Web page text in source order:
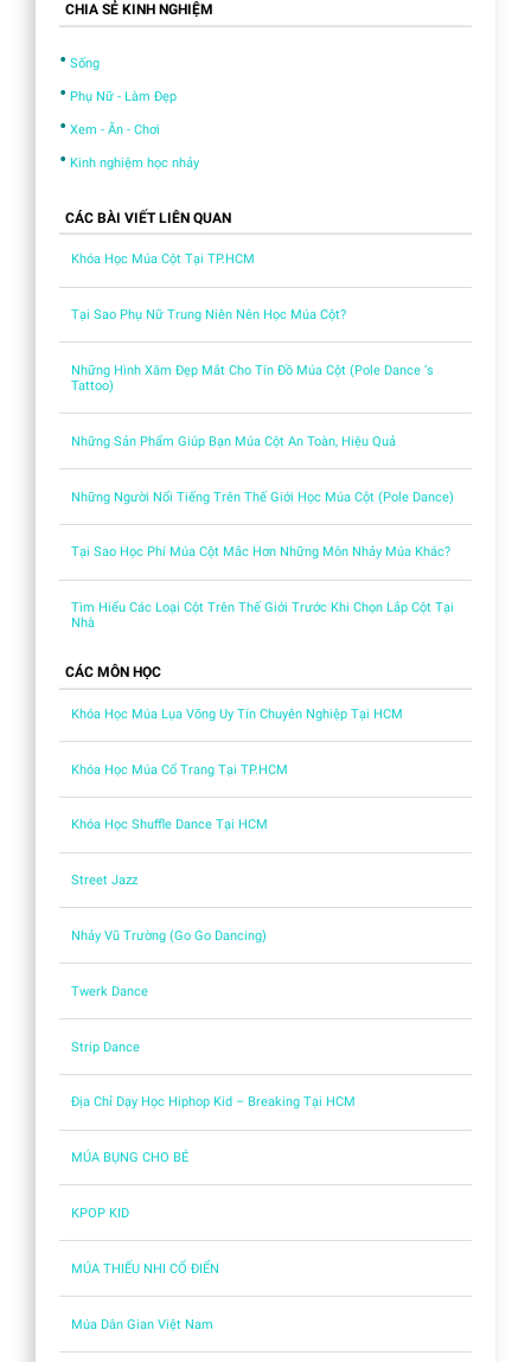
CHIA SẺ KINH NGHIỆM
• Sống
• Phụ Nữ - Làm Đẹp
• Xem - Ăn - Chơi
• Kinh nghiệm học nhảy
CÁC BÀI VIẾT LIÊN QUAN
Khóa Học Múa Cột Tại TP.HCM
Tại Sao Phụ Nữ Trung Niên Nên Học Múa Cột?
Những Hình Xăm Đẹp Mắt Cho Tín Đồ Múa Cột (Pole Dance ‘s
Tattoo)
Những Sản Phẩm Giúp Bạn Múa Cột An Toàn, Hiệu Quả
Những Người Nổi Tiếng Trên Thế Giới Học Múa Cột (Pole Dance)
Tại Sao Học Phí Múa Cột Mắc Hơn Những Môn Nhảy Múa Khác?
Tìm Hiểu Các Loại Cột Trên Thế Giới Trước Khi Chọn Lắp Cột Tại
Nhà
CÁC MÔN HỌC
Khóa Học Múa Lụa Võng Uy Tín Chuyên Nghiệp Tại HCM
Khóa Học Múa Cổ Trang Tại TP.HCM
Khóa Học Shuffle Dance Tại HCM
Street Jazz
Nhảy Vũ Trường (Go Go Dancing)
Twerk Dance
Strip Dance
Địa Chỉ Dạy Học Hiphop Kid – Breaking Tại HCM
MÚA BỤNG CHO BÉ
KPOP KID
MÚA THIẾU NHI CỔ ĐIỂN
Múa Dân Gian Việt Nam